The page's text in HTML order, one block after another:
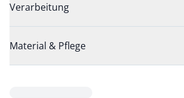
Verarbeitung
Material & Pflege